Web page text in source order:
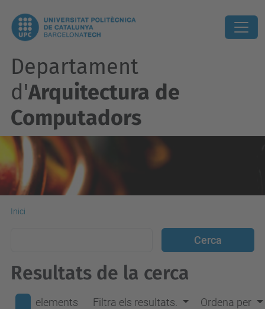
Departament
d'Arquitectura de
Computadors
Inici
Resultats de la cerca
elements
Filtra els resultats. Ordena per